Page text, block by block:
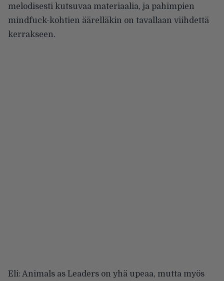
melodisesti kutsuvaa materiaalia, ja pahimpien
mindfuck-kohtien äärelläkin on tavallaan viihdettä
kerrakseen.
Eli: Animals as Leaders on yhä upeaa, mutta myös